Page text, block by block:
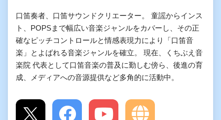
口笛奏者、口笛サウンドクリエーター。 童謡からインス
ト、POPSまで幅広い音楽ジャンルをカバーし、その正
確なピッチコントロールと情感表現力により「口笛音
楽」とよばれる音楽ジャンルを確立。 現在、くちぶえ音
楽院 代表として口笛音楽の普及に勤しむ傍ら、後進の育
成、メディアへの音源提供など多角的に活動中。